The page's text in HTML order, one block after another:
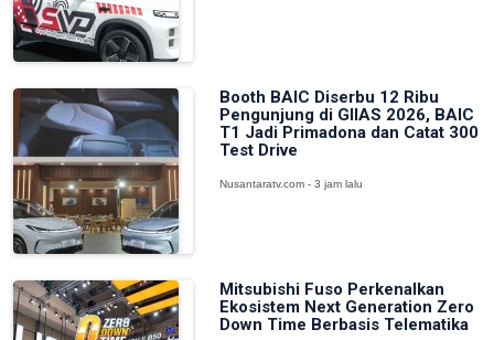
Booth BAIC Diserbu 12 Ribu
Pengunjung di GIIAS 2026, BAIC
T1 Jadi Primadona dan Catat 300
Test Drive
Nusantaratv.com - 3 jam lalu
Mitsubishi Fuso Perkenalkan
Ekosistem Next Generation Zero
Down Time Berbasis Telematika